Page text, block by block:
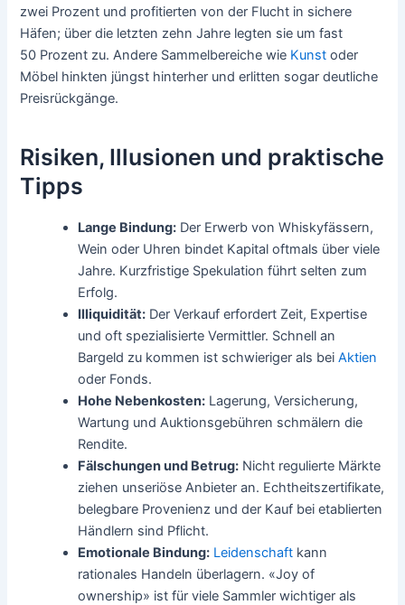
zwei Prozent und profitierten von der Flucht in sichere
Häfen; über die letzten zehn Jahre legten sie um fast
50 Prozent zu. Andere Sammelbereiche wie Kunst oder
Möbel hinkten jüngst hinterher und erlitten sogar deutliche
Preisrückgänge.
Risiken, Illusionen und praktische
Tipps
Lange Bindung: Der Erwerb von Whiskyfässern,
Wein oder Uhren bindet Kapital oftmals über viele
Jahre. Kurzfristige Spekulation führt selten zum
Erfolg.
Illiquidität: Der Verkauf erfordert Zeit, Expertise
und oft spezialisierte Vermittler. Schnell an
Bargeld zu kommen ist schwieriger als beiAktien
oder Fonds.
Hohe Nebenkosten: Lagerung, Versicherung,
Wartung und Auktionsgebühren schmälern die
Rendite.
Fälschungen und Betrug: Nicht regulierte Märkte
ziehen unseriöse Anbieter an. Echtheitszertifikate,
belegbare Provenienz und der Kauf bei etablierten
Händlern sind Pflicht.
Emotionale Bindung: Leidenschaft kann
rationales Handeln überlagern. «Joy of
ownership» ist für viele Sammler wichtiger als